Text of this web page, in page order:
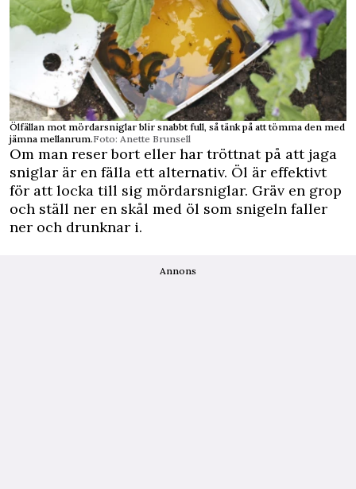
Ölfällan mot mördarsniglar blir snabbt full, så tänk på att tömma den med
jämna mellanrum.Foto: Anette Brunsell
Om man reser bort eller har tröttnat på att jaga
sniglar är en fälla ett alternativ. Öl är effektivt
för att locka till sig mördarsniglar. Gräv en grop
och ställ ner en skål med öl som snigeln faller
ner och drunknar i.
Annons